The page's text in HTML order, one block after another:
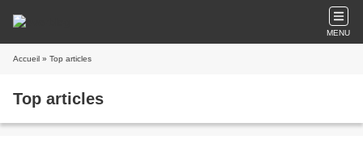
MENU
Accueil » Top articles
Top articles